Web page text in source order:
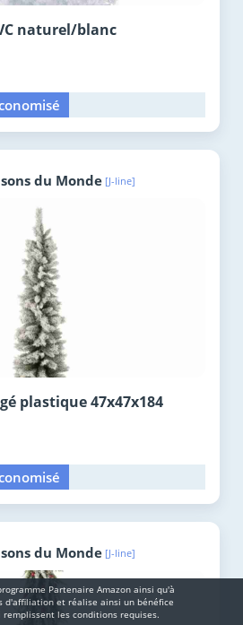
naturel/blanc
du Monde [J-line]
plastique 47x47x184
du Monde [J-line]
Partenaire Αmazοn ainsi qu'à
d'affiliation et réalise ainsi un bénéfice
remplissent les conditions requises.